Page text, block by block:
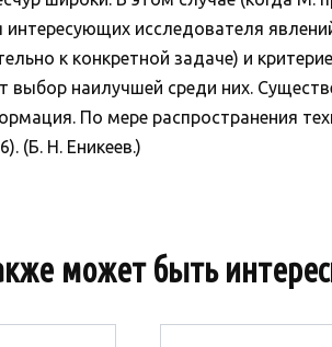
исследователя
к конкретной задаче) и
наилучшей среди них.
По мере распространения
(Б. Н. Еникеев.)
может быть